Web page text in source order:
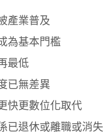
產業普及
為基本門檻
最低
已無差異
快更數位化取代
已退休或離職或消失